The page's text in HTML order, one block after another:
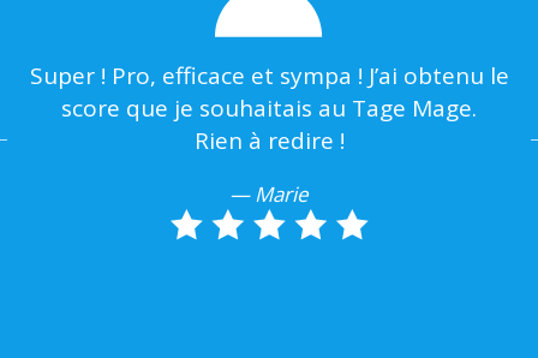
Super ! Pro, efficace et sympa ! J’ai obtenu le
score que je souhaitais au Tage Mage.
Rien à redire !
— Marie